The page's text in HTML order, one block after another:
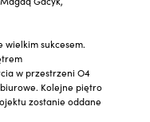
wielkim sukcesem.
w przestrzeni O4
Kolejne piętro
zostanie oddane